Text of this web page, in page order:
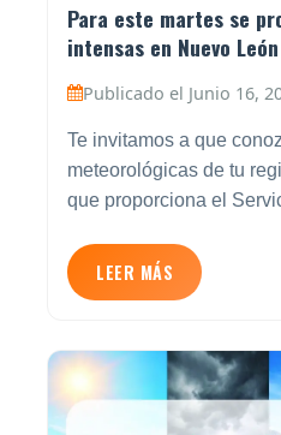
Para este martes se
intensas en Nuevo
Publicado el Junio 16,
Te invitamos a que
meteorológicas de tu
que proporciona el
LEER MÁS